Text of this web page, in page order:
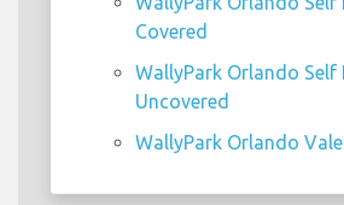
Covered
WallyPark Orlando Self
Uncovered
WallyPark Orlando